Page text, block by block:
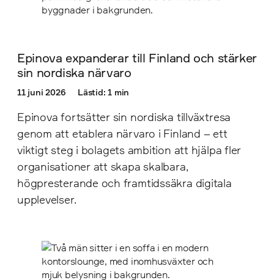
Epinova expanderar till Finland och stärker
sin nordiska närvaro
11 juni 2026 Lästid: 1 min
Epinova fortsätter sin nordiska tillväxtresa
genom att etablera närvaro i Finland – ett
viktigt steg i bolagets ambition att hjälpa fler
organisationer att skapa skalbara,
högpresterande och framtidssäkra digitala
upplevelser.